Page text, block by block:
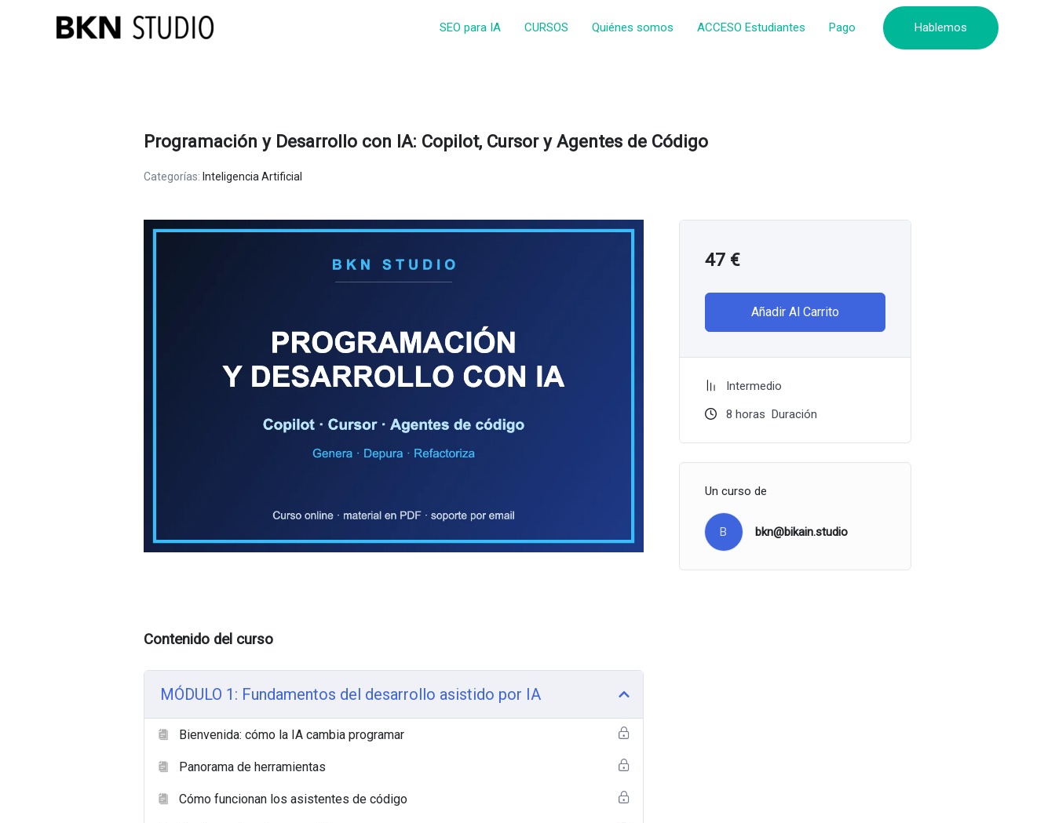
SEO para IA CURSOS Quiénes somos ACCESO Estudiantes Pago Hablemos
Programación y Desarrollo con IA: Copilot, Cursor y Agentes de Código
Categorías: Inteligencia Artificial
Contenido del curso
MÓDULO 1: Fundamentos del desarrollo asistido por IA
Bienvenida: cómo la IA cambia programar
Panorama de herramientas
Cómo funcionan los asistentes de código
47 €
Añadir Al Carrito
Intermedio
8 horas Duración
Un curso de
B bkn@bikain.studio